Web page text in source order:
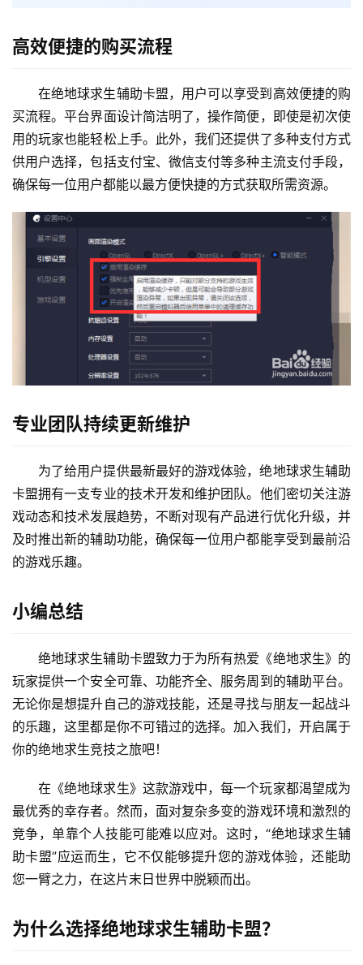
安全稳定的使用环境
我们知道，在线游戏辅助的安全性是许多玩家关心的重
术力量来保证平台的安全性和稳定性。我们采用先进的加密
技术和严格的访问控制机制，确保每位用户的隐私安全不受
侵犯。同时，平台设有24小时在线客服团队，随时解决用
户遇到的问题，提供全方位的技术支持和服务保障。